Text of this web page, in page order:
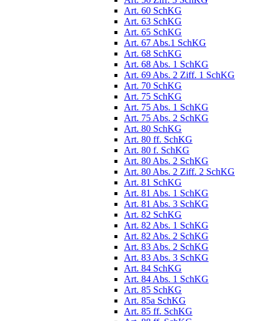
Art. 60 SchKG
Art. 63 SchKG
Art. 65 SchKG
Art. 67 Abs.1 SchKG
Art. 68 SchKG
Art. 68 Abs. 1 SchKG
Art. 69 Abs. 2 Ziff. 1 SchKG
Art. 70 SchKG
Art. 75 SchKG
Art. 75 Abs. 1 SchKG
Art. 75 Abs. 2 SchKG
Art. 80 SchKG
Art. 80 ff. SchKG
Art. 80 f. SchKG
Art. 80 Abs. 2 SchKG
Art. 80 Abs. 2 Ziff. 2 SchKG
Art. 81 SchKG
Art. 81 Abs. 1 SchKG
Art. 81 Abs. 3 SchKG
Art. 82 SchKG
Art. 82 Abs. 1 SchKG
Art. 82 Abs. 2 SchKG
Art. 83 Abs. 2 SchKG
Art. 83 Abs. 3 SchKG
Art. 84 SchKG
Art. 84 Abs. 1 SchKG
Art. 85 SchKG
Art. 85a SchKG
Art. 85 ff. SchKG